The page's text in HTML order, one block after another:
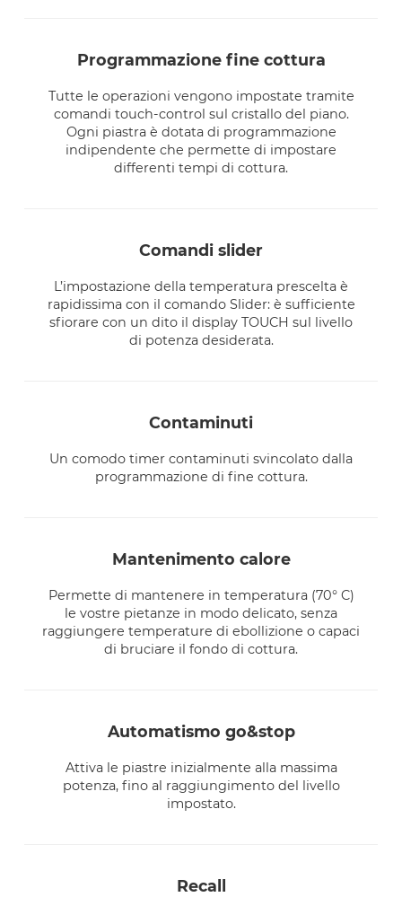
programmazione fine cottura
Tutte le operazioni vengono impostate tramite
comandi touch-control sul cristallo del piano.
Ogni piastra è dotata di programmazione
indipendente che permette di impostare
differenti tempi di cottura.
comandi slider
L’impostazione della temperatura prescelta è
rapidissima con il comando Slider: è sufficiente
sfiorare con un dito il display TOUCH sul livello
di potenza desiderata.
contaminuti
Un comodo timer contaminuti svincolato dalla
programmazione di fine cottura.
mantenimento calore
Permette di mantenere in temperatura (70° C)
le vostre pietanze in modo delicato, senza
raggiungere temperature di ebollizione o capaci
di bruciare il fondo di cottura.
automatismo go&stop
Attiva le piastre inizialmente alla massima
potenza, fino al raggiungimento del livello
impostato.
recall